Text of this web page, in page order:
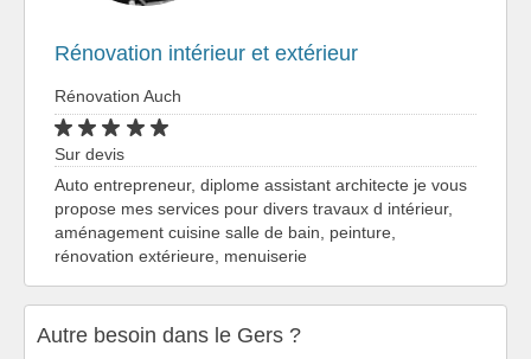
Rénovation intérieur et extérieur
Rénovation Auch
Sur devis
Auto entrepreneur, diplome assistant architecte je vous
propose mes services pour divers travaux d intérieur,
aménagement cuisine salle de bain, peinture,
rénovation extérieure, menuiserie
Autre besoin dans le Gers ?